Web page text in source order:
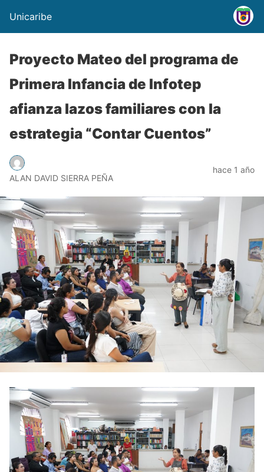
Unicaribe
Proyecto Mateo del programa de
Primera Infancia de Infotep
afianza lazos familiares con la
estrategia “Contar Cuentos”
ALAN DAVID SIERRA PEÑA
hace 1 año